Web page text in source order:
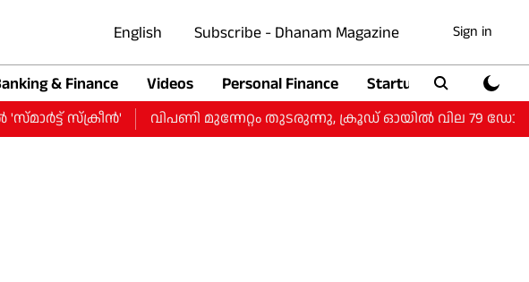
English Subscribe - Dhanam Magazine Sign in
& Finance Videos Personal Finance Startup
സ്‌ക്രീന്‍' വിപണി മുന്നേറ്റം തുടരുന്നു, ക്രൂഡ് ഓയിൽ വില 79 ഡോളറില്‍,